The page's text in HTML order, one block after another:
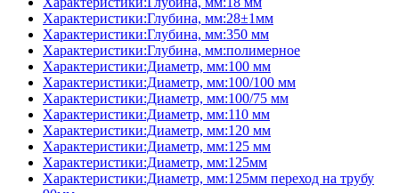
Характеристики:Глубина, мм:28±1мм
Характеристики:Глубина, мм:350 мм
Характеристики:Глубина, мм:полимерное
Характеристики:Диаметр, мм:100 мм
Характеристики:Диаметр, мм:100/100 мм
Характеристики:Диаметр, мм:100/75 мм
Характеристики:Диаметр, мм:110 мм
Характеристики:Диаметр, мм:120 мм
Характеристики:Диаметр, мм:125 мм
Характеристики:Диаметр, мм:125мм
Характеристики:Диаметр, мм:125мм переход на трубу